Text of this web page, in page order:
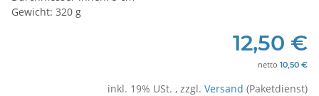
Gewicht: 320 g
12,50 €
netto 10,50 €
inkl. 19% USt. , zzgl. Versand (Paketdienst)